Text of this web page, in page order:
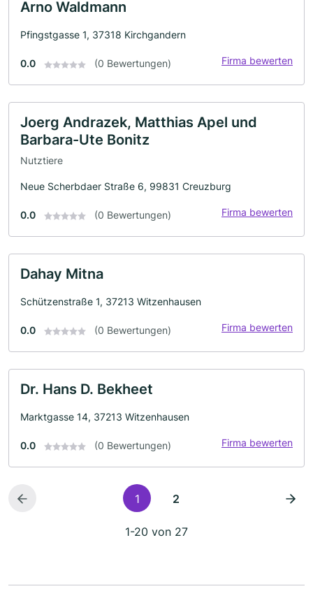
Arno Waldmann
Pfingstgasse 1, 37318 Kirchgandern
0.0 (0 Bewertungen) Firma bewerten
Joerg Andrazek, Matthias Apel und
Barbara-Ute Bonitz
Nutztiere
Neue Scherbdaer Straße 6, 99831 Creuzburg
0.0 (0 Bewertungen) Firma bewerten
Dahay Mitna
Schützenstraße 1, 37213 Witzenhausen
0.0 (0 Bewertungen) Firma bewerten
Dr. Hans D. Bekheet
Marktgasse 14, 37213 Witzenhausen
0.0 (0 Bewertungen) Firma bewerten
1 2
1-20 von 27